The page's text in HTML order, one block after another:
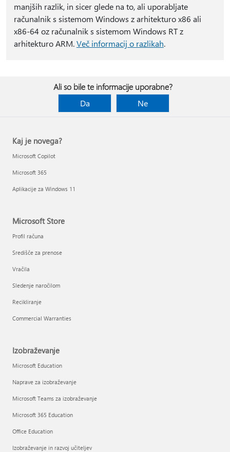
manjših razlik, in sicer glede na to, ali uporabljate
računalnik s sistemom Windows z arhitekturo x86 ali
x86-64 oz računalnik s sistemom Windows RT z
arhitekturo ARM.Več informacij o razlikah.
Ali so bile te informacije uporabne?
Da
Ne
Kaj je novega?
Microsoft Copilot
Microsoft 365
Aplikacije za Windows 11
Microsoft Store
Profil računa
Središče za prenose
Vračila
Sledenje naročilom
Recikliranje
Commercial Warranties
Izobraževanje
Microsoft Education
Naprave za izobraževanje
Microsoft Teams za izobraževanje
Microsoft 365 Education
Office Education
Izobraževanje in razvoj učiteljev